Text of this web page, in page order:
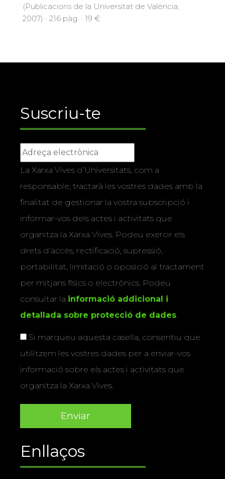
(Publicacions de la Universitat de València,
2007) · 216 pàg. · 19 €
Suscriu-te
La Xarxa Vives d’Universitats, com a
responsable, tractarà les vostres dades amb la
finalitat de gestionar la vostra subscripció i
informar-vos dels actes i activitats que
organitza la Xarxa Vives. Podeu exercir els
drets d’accés, rectificació, supressió,
portabilitat, limitació o oposició al tractament
per mitjans físics o electrònics. Podeu
consultar la informació addicional i
detallada sobre protecció de dades.
Si marqueu aquesta casella, consentiu que
utilitzem les vostres dades per a enviar-vos
informació sobre els actes i activitats que
organitza la Xarxa Vives.
Enllaços